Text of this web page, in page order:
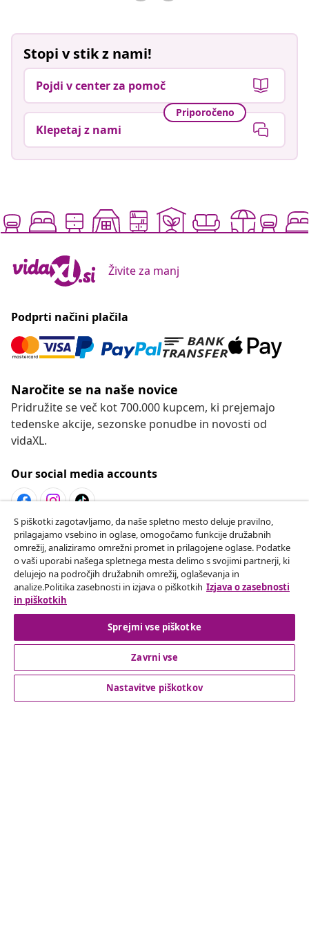
Stopi v stik z nami!
Pojdi v center za pomoč
Priporočeno
Klepetaj z nami
Živite za manj
Podprti načini plačila
Naročite se na naše novice
Pridružite se več kot 700.000 kupcem, ki prejemajo
tedenske akcije, sezonske ponudbe in novosti od
vidaXL.
Our social media accounts
Odstop od pogodbe
Oddaj zahtevek za odstop od naročila.
Odstop od pogodbe
S piškotki zagotavljamo, da naše spletno mesto deluje pravilno,
prilagajamo vsebino in oglase, omogočamo funkcije družabnih
omrežij, analiziramo omrežni promet in prilagojene oglase. Podatke
o vaši uporabi našega spletnega mesta delimo s svojimi partnerji, ki
delujejo na področjih družabnih omrežij, oglaševanja in
analize.Politika zasebnosti in izjava o piškotkih Izjava o zasebnosti
in piškotkih
Sprejmi vse piškotke
Zavrni vse
Nastavitve piškotkov